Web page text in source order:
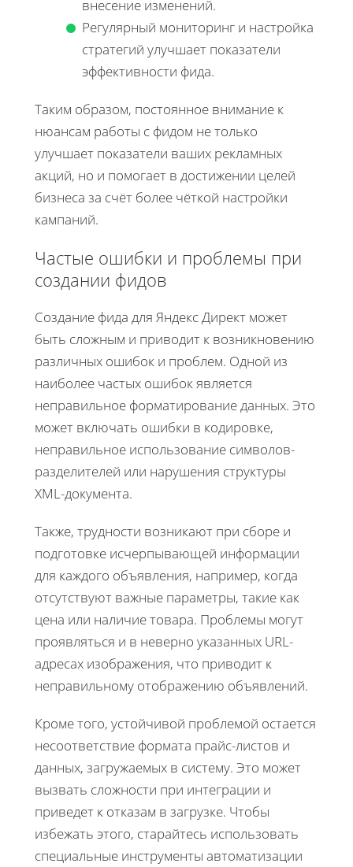
внесение изменений.
Регулярный мониторинг и настройка
стратегий улучшает показатели
эффективности фида.
Таким образом, постоянное внимание к
нюансам работы с фидом не только
улучшает показатели ваших рекламных
акций, но и помогает в достижении целей
бизнеса за счёт более чёткой настройки
кампаний.
Частые ошибки и проблемы при
создании фидов
Создание фида для Яндекс Директ может
быть сложным и приводит к возникновению
различных ошибок и проблем. Одной из
наиболее частых ошибок является
неправильное форматирование данных. Это
может включать ошибки в кодировке,
неправильное использование символов-
разделителей или нарушения структуры
XML-документа.
Также, трудности возникают при сборе и
подготовке исчерпывающей информации
для каждого объявления, например, когда
отсутствуют важные параметры, такие как
цена или наличие товара. Проблемы могут
проявляться и в неверно указанных URL-
адресах изображения, что приводит к
неправильному отображению объявлений.
Кроме того, устойчивой проблемой остается
несоответствие формата прайс-листов и
данных, загружаемых в систему. Это может
вызвать сложности при интеграции и
приведет к отказам в загрузке. Чтобы
избежать этого, старайтесь использовать
специальные инструменты автоматизации